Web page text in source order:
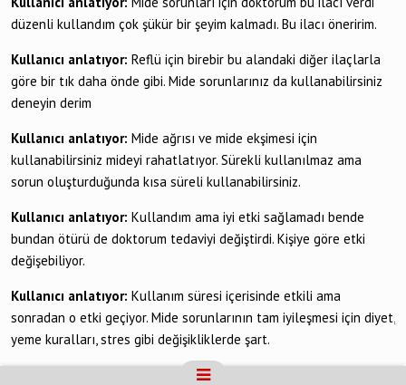
düzenli kullandım çok şükür bir şeyim kalmadı. Bu ilacı öneririm.
Kullanıcı anlatıyor: Reflü için birebir bu alandaki diğer ilaçlarla
göre bir tık daha önde gibi. Mide sorunlarınız da kullanabilirsiniz
deneyin derim
Kullanıcı anlatıyor: Mide ağrısı ve mide ekşimesi için
kullanabilirsiniz mideyi rahatlatıyor. Sürekli kullanılmaz ama
sorun oluşturduğunda kısa süreli kullanabilirsiniz.
Kullanıcı anlatıyor: Kullandım ama iyi etki sağlamadı bende
bundan ötürü de doktorum tedaviyi değiştirdi. Kişiye göre etki
değişebiliyor.
Kullanıcı anlatıyor: Kullanım süresi içerisinde etkili ama
sonradan o etki geçiyor. Mide sorunlarının tam iyileşmesi için diyet,
yeme kuralları, stres gibi değişikliklerde şart.
Mide ülseri, mide asidi sorunları için bire bir.